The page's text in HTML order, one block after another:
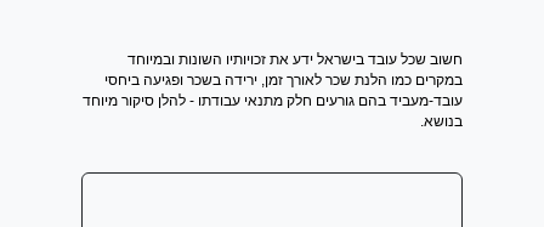
חשוב שכל עובד בישראל ידע את זכויותיו השונות ובמיוחד
במקרים כמו הלנת שכר לאורך זמן, ירידה בשכר ופגיעה ביחסי
עובד-מעביד בהם גורעים חלק מתנאי עבודתו - להלן סיקור מיוחד
בנושא.